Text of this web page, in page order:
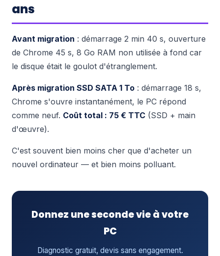
ans
Avant migration : démarrage 2 min 40 s, ouverture
de Chrome 45 s, 8 Go RAM non utilisée à fond car
le disque était le goulot d'étranglement.
Après migration SSD SATA 1 To : démarrage 18 s,
Chrome s'ouvre instantanément, le PC répond
comme neuf. Coût total : 75 € TTC (SSD + main
d'œuvre).
C'est souvent bien moins cher que d'acheter un
nouvel ordinateur — et bien moins polluant.
Donnez une seconde vie à votre
PC
Diagnostic gratuit, devis sans engagement.